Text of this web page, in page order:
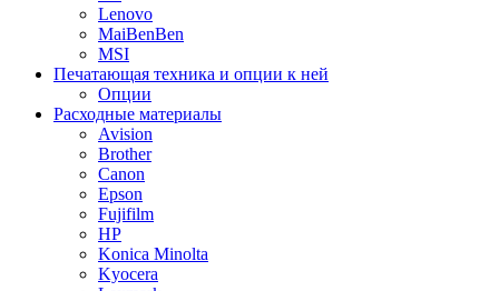
Lenovo
MaiBenBen
MSI
Печатающая техника и опции к ней
Опции
Расходные материалы
Avision
Brother
Canon
Epson
Fujifilm
HP
Konica Minolta
Kyocera